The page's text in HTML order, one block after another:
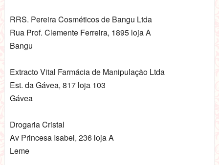
RRS. Pereira Cosméticos de Bangu Ltda
Rua Prof. Clemente Ferreira, 1895 loja A
Bangu
Extracto Vital Farmácia de Manipulação Ltda
Est. da Gávea, 817 loja 103
Gávea
Drogaria Cristal
Av Princesa Isabel, 236 loja A
Leme